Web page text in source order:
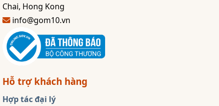
Chai, Hong Kong
info@gom10.vn
Hỗ trợ khách hàng
Hợp tác đại lý